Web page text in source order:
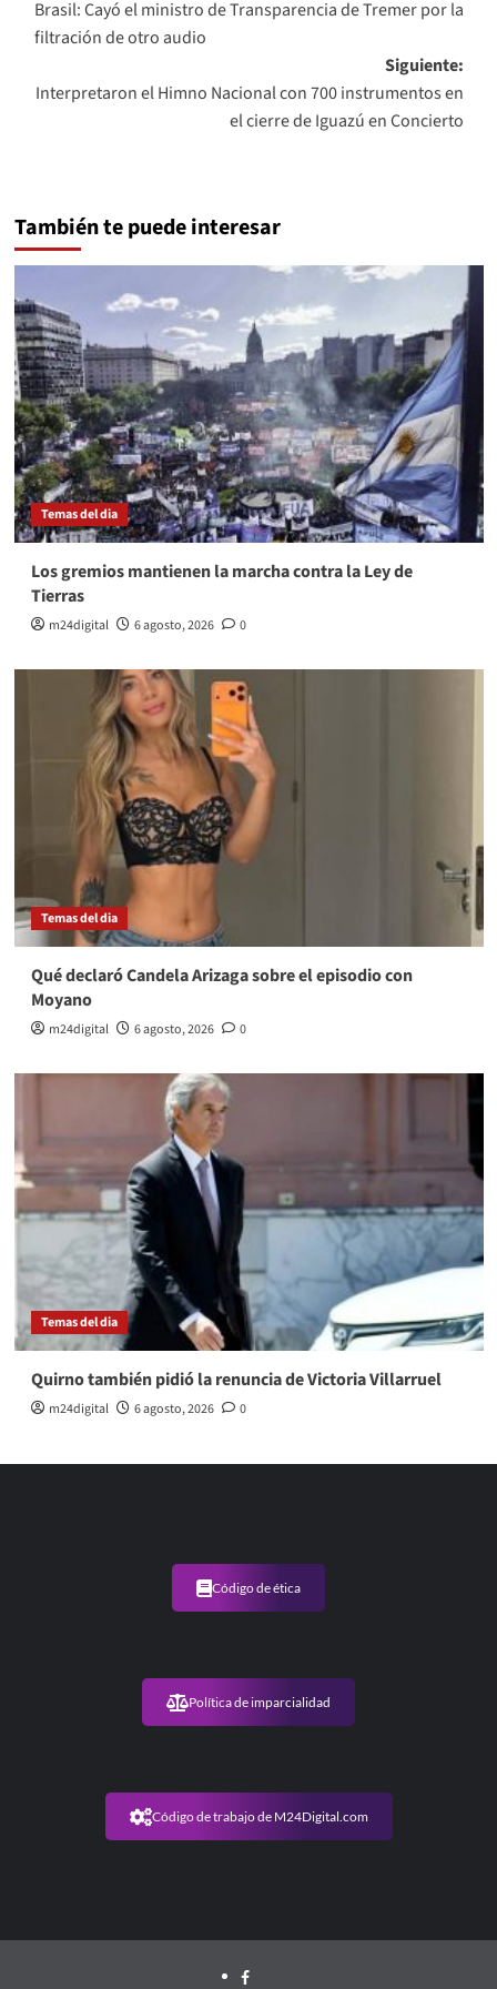
de
entradas
Brasil: Cayó el ministro de Transparencia de Tremer por la
filtración de otro audio
Siguiente:
Interpretaron el Himno Nacional con 700 instrumentos en
el cierre de Iguazú en Concierto
También te puede interesar
Temas del dia
Los gremios mantienen la marcha contra la Ley de
Tierras
m24digital 6 agosto, 2026 0
Temas del dia
Qué declaró Candela Arizaga sobre el episodio con
Moyano
m24digital 6 agosto, 2026 0
Temas del dia
Quirno también pidió la renuncia de Victoria Villarruel
m24digital 6 agosto, 2026 0
Código de ética
Política de imparcialidad
Código de trabajo de M24Digital.com